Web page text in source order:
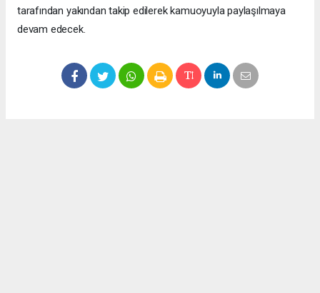
tarafından yakından takip edilerek kamuoyuyla paylaşılmaya
devam edecek.